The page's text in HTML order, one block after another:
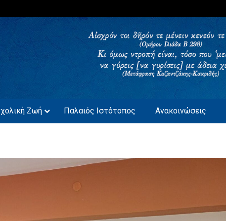
Ζωή Παλαιός Ιστότοπος Ανακοινώσεις